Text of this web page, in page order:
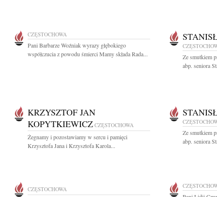
CZĘSTOCHOWA
Pani Barbarze Woźniak wyrazy głębokiego
współczucia z powodu śmierci Mamy składa Rada...
Ze smutkiem
abp. seniora
KRZYSZTOF JAN
KOPYTKIEWICZ CZĘSTOCHOWA
Żegnamy i pozostawiamy w sercu i pamięci
Krzysztofa Jana i Krzysztofa Karola...
Ze smutkiem
abp. seniora
CZĘSTOCHOWA